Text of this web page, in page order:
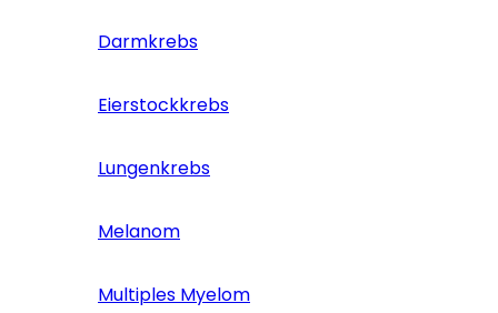
Darmkrebs
Eierstockkrebs
Lungenkrebs
Melanom
Multiples Myelom